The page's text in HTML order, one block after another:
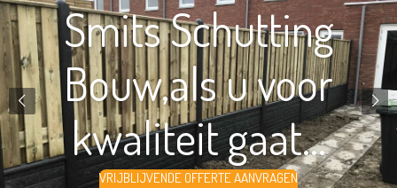
Smits Schutting
Bouw,als u voor
kwaliteit gaat...
VRIJBLIJVENDE OFFERTE AANVRAGEN